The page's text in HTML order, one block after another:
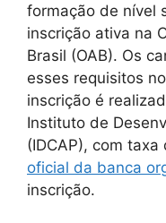
formação de nível
inscrição ativa na
Brasil (OAB). Os
esses requisitos
inscrição é
Instituto de
(IDCAP), com
oficial da banca
inscrição.